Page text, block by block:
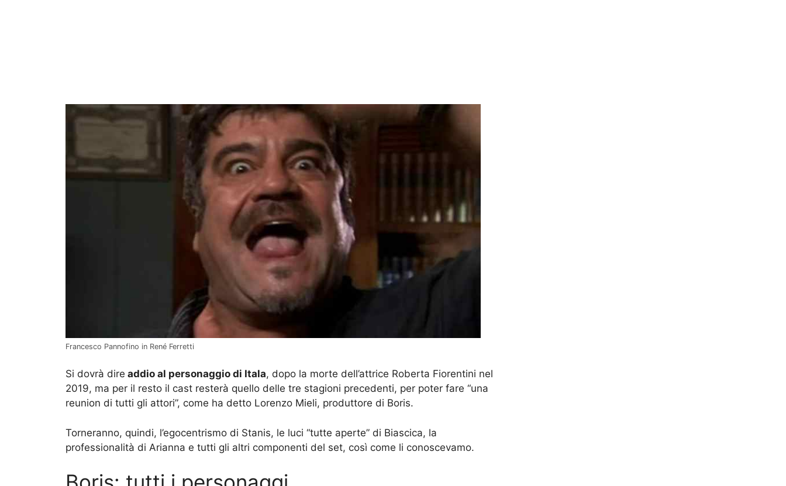
Francesco Pannofino in René Ferretti
Si dovrà dire addio al personaggio di Itala, dopo la morte dell’attrice Roberta Fiorentini nel
2019, ma per il resto il cast resterà quello delle tre stagioni precedenti, per poter fare “una
reunion di tutti gli attori”, come ha detto Lorenzo Mieli, produttore di Boris.
Torneranno, quindi, l’egocentrismo di Stanis, le luci “tutte aperte” di Biascica, la
professionalità di Arianna e tutti gli altri componenti del set, così come li conoscevamo.